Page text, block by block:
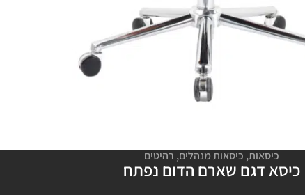
כיסאות,כיסאות מנהלים,רהיטים
כיסא דגם שארם הדום נפתח